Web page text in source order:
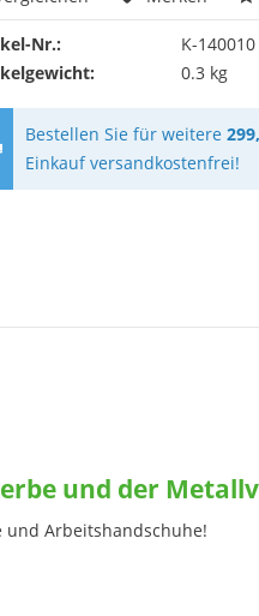
Nr.:
K-140010
0.3 kg
Bestellen Sie für weitere
Einkauf versandkostenfrei!
und der
und Arbeitshandschuhe!